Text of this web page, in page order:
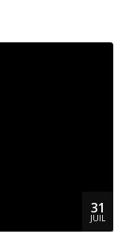
31
JUIL